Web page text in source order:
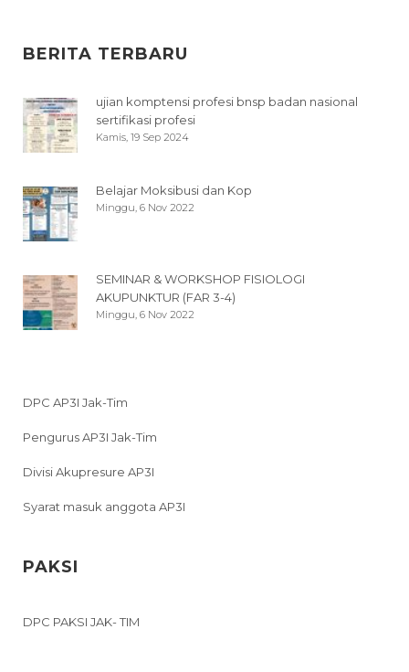
BERITA TERBARU
ujian komptensi profesi bnsp badan nasional
sertifikasi profesi
Kamis, 19 Sep 2024
Belajar Moksibusi dan Kop
Minggu, 6 Nov 2022
SEMINAR & WORKSHOP FISIOLOGI
AKUPUNKTUR (FAR 3-4)
Minggu, 6 Nov 2022
DPC AP3I Jak-Tim
Pengurus AP3I Jak-Tim
Divisi Akupresure AP3I
Syarat masuk anggota AP3I
PAKSI
DPC PAKSI JAK- TIM